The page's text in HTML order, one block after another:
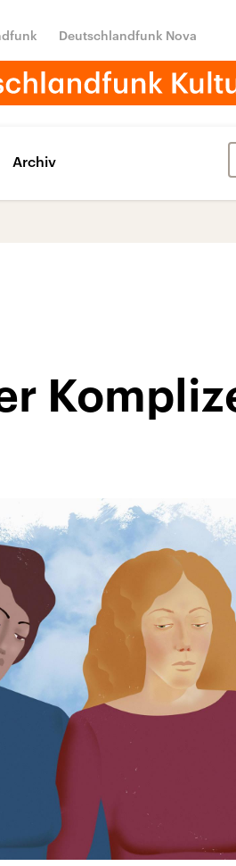
Deutschlandfunk Nova
Archiv